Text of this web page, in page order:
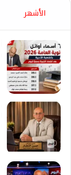
الأشهر